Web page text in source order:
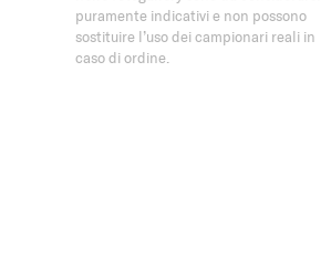
puramente indicativi e non possono
sostituire l’uso dei campionari reali in
caso di ordine.